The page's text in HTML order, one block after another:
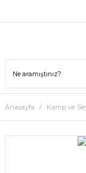
Anasayfa Kamp ve